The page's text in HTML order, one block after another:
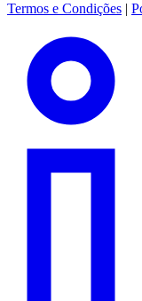
Termos e Condições |